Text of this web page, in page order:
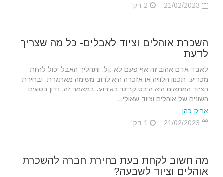
השכרת אוהלים וציוד לאבלים- כל מה שצריך
לדעת
לאבד אדם אהוב זה אף פעם לא קל, ותהליך האבל יכול להיות
מכריע. תכנון הלוויה או אזכרה היא לרוב משימה מאתגרת, ובחירת
הציוד המתאים היא היבט קריטי באירוע. במאמר זה, נדון בסוגים
השונים של אוהלים וציוד שאולי...
אריק כהן
מה חשוב לקחת בעת בחירת חברה להשכרת
אוהלים וציוד לשבעה?